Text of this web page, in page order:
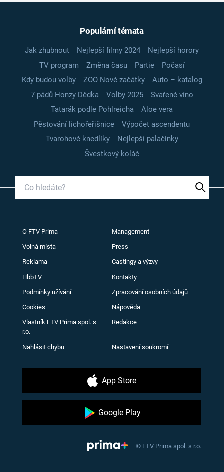
Populární témata
Jak zhubnout Nejlepší filmy 2024
Nejlepší horory
TV program
Změna času Partie
Počasí
Kdy budou volby
ZOO Nové začátky
Auto – katalog
7 pádů Honzy Dědka
Volby 2025
Svařené víno
Tatarák podle Pohlreicha
Aloe vera
Pěstování lichořeřišnice
Výpočet ascendentu
Tvarohové knedlíky
Nejlepší palačinky
Švestkový koláč
O FTV Prima Management
Volná místa Press
Reklama Castingy a výzvy
HbbTV Kontakty
Podmínky užívání Zpracování osobních údajů
Cookies Nápověda
Vlastník FTV Prima spol. s
r.o.
Redakce
Nahlásit chybu Nastavení soukromí
App Store
Google Play
© FTV Prima spol. s r.o.